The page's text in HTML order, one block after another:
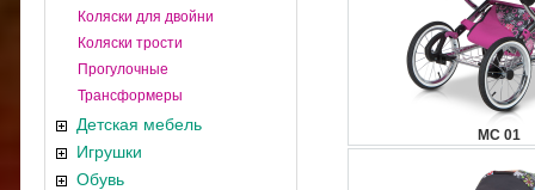
Коляски для двойни
Коляски трости
Прогулочные
Трансформеры
Детская мебель
Игрушки
Обувь
MС 01